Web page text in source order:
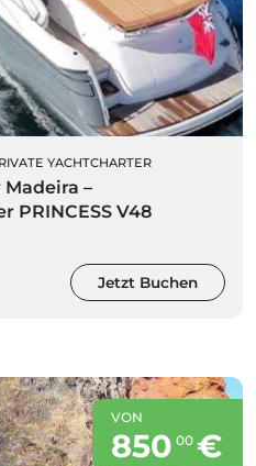
YACHTCHARTER
–
PRINCESS V48
Jetzt Buchen
VON
850 00 €